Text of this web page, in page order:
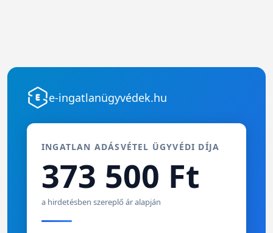
e-ingatlanügyvédek.hu
INGATLAN ADÁSVÉTEL ÜGYVÉDI DÍJA
373 500 Ft
a hirdetésben szereplő ár alapján